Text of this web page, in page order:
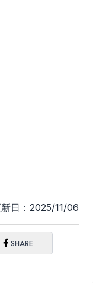
日：2025/11/06
SHARE